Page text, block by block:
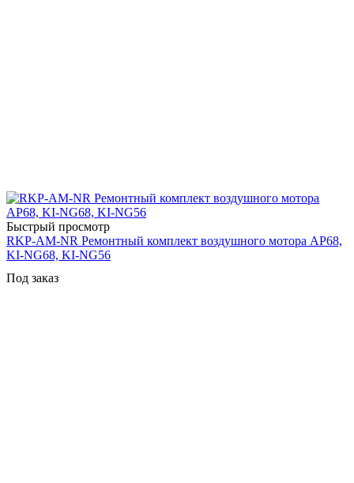
Быстрый просмотр
RKP-AM-NR Ремонтный комплект воздушного мотора AP68,
KI-NG68, KI-NG56
Под заказ